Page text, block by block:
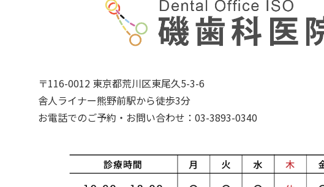
〒116-0012 東京都荒川区東尾久5-3-6
舎人ライナー熊野前駅から徒歩3分
お電話でのご予約・お問い合わせ：03-3893-0340